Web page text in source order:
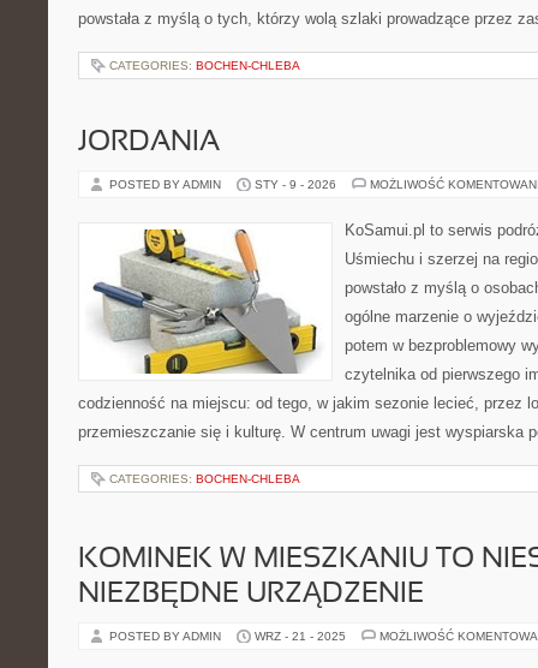
powstała z myślą o tych, którzy wolą szlaki prowadzące przez
CATEGORIES: BOCHEN-CHLEBA
JORDANIA
POSTED BY ADMIN STY - 9 - 2026 MOŻLIWOŚĆ
KoSamui.pl to serwis
Uśmiechu i szerzej na
powstało z myślą o
ogólne marzenie o
potem w bezproblemowy
czytelnika od pierwszego
codzienność na miejscu: od tego, w jakim sezonie lecieć, przez
przemieszczanie się i kulturę. W centrum uwagi jest wyspiarska
CATEGORIES: BOCHEN-CHLEBA
KOMINEK W MIESZKANIU TO
NIEZBĘDNE URZĄDZENIE
POSTED BY ADMIN WRZ - 21 - 2025 MOŻLIWOŚĆ